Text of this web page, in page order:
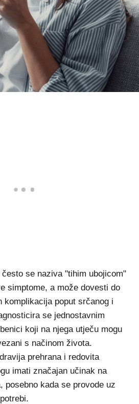
se naziva "tihim ubojicom"
simptome, a može dovesti do
komplikacija poput srčanog i
se jednostavnim
koji na njega utječu mogu
s načinom života.
prehrana i redovita
imati značajan učinak na
posebno kada se provode uz